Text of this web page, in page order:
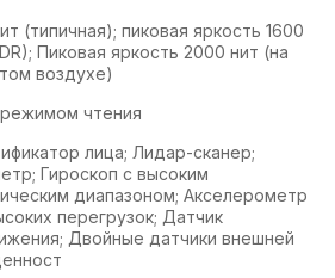
(типичная); пиковая яркость 1600
Пиковая яркость 2000 нит (на
воздухе)
режимом чтения
лица; Лидар-сканер;
Гироскоп с высоким
диапазоном; Акселерометр
перегрузок; Датчик
Двойные датчики внешней